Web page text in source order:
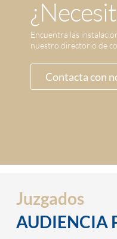
Encuentra las
nuestro directorio de
Contacta con
Juzgados
AUDIENCIA